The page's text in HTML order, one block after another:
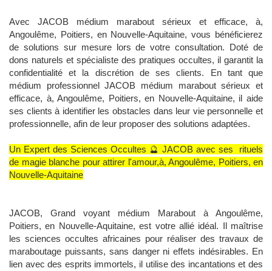
Avec JACOB médium marabout sérieux et efficace, à,
Angoulême, Poitiers, en Nouvelle-Aquitaine, vous bénéficierez
de solutions sur mesure lors de votre consultation. Doté de
dons naturels et spécialiste des pratiques occultes, il garantit la
confidentialité et la discrétion de ses clients. En tant que
médium professionnel JACOB médium marabout sérieux et
efficace, à, Angoulême, Poitiers, en Nouvelle-Aquitaine, il aide
ses clients à identifier les obstacles dans leur vie personnelle et
professionnelle, afin de leur proposer des solutions adaptées.
Un Expert des Sciences Occultes 🔮 JACOB avec ses rituels
de magie blanche pour attirer l'amour,à, Angoulême, Poitiers, en
Nouvelle-Aquitaine
JACOB, Grand voyant médium Marabout à Angoulême,
Poitiers, en Nouvelle-Aquitaine, est votre allié idéal. Il maîtrise
les sciences occultes africaines pour réaliser des travaux de
maraboutage puissants, sans danger ni effets indésirables. En
lien avec des esprits immortels, il utilise des incantations et des